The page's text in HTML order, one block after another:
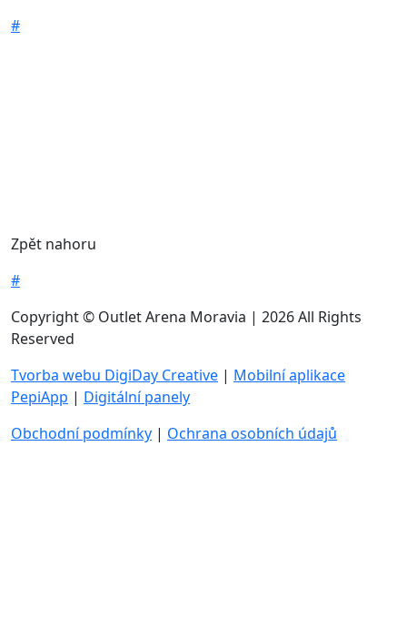
#
Zpět nahoru
#
Copyright © Outlet Arena Moravia | 2026 All Rights
Reserved
Tvorba webu DigiDay Creative | Mobilní aplikace
PepiApp | Digitální panely
Obchodní podmínky | Ochrana osobních údajů